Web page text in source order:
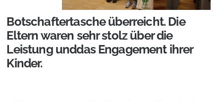
Botschaftertasche überreicht. Die
Eltern waren sehr stolz über die
Leistung unddas Engagement ihrer
Kinder.